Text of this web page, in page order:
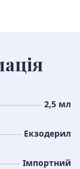
2,5 мл
Екзодерил
Імпортний